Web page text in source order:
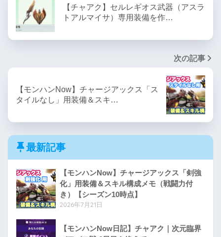
【チャアク】セルレギオス武器（アスラ
トアルマイサ）専用装備を作…
次の記事
【モンハンNow】チャージアックス「ス
タイルなし」用装備＆スキ…
最新記事
【モンハンNow】チャージアックス「剣強
化」用装備＆スキル構成メモ（戦闘力付
き）【シーズン10時点】
2026年7月21日
【モンハンNow日記】チャアク｜次元臨界